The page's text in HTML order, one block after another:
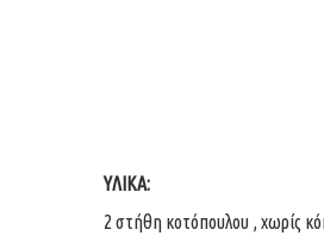
ΥΛΙΚΑ:
2 στήθη κοτόπουλου , χωρίς